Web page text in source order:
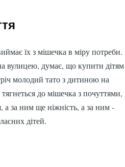
їх з мішечка в міру потреби.
вулицею, думає, що купити дітям
молодий тато з дитиною на
до мішечка з почуттями,
за ним ще ніжність, а за ним -
дітей.